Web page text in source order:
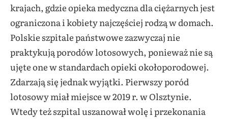
krajach, gdzie opieka medyczna dla ciężarnych jest
ograniczona i kobiety najczęściej rodzą w domach.
Polskie szpitale państwowe zazwyczaj nie
praktykują porodów lotosowych, ponieważ nie są
ujęte one w standardach opieki okołoporodowej.
Zdarzają się jednak wyjątki. Pierwszy poród
lotosowy miał miejsce w 2019 r. w Olsztynie.
Wtedy też szpital uszanował wolę i przekonania